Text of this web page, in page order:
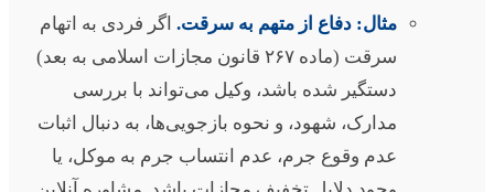
مثال: دفاع از متهم به سرقت. اگر فردی به اتهام
سرقت (ماده ۲۶۷ قانون مجازات اسلامی به بعد)
دستگیر شده باشد، وکیل می‌تواند با بررسی
مدارک، شهود، و نحوه بازجویی‌ها، به دنبال اثبات
عدم وقوع جرم، عدم انتساب جرم به موکل، یا